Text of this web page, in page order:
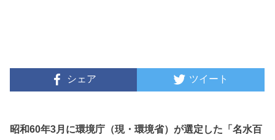
シェア ツイート
昭和60年3月に環境庁（現・環境省）が選定した「名水百